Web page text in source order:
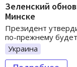
Зеленский
Минске
Президент
по-прежнему
Украина